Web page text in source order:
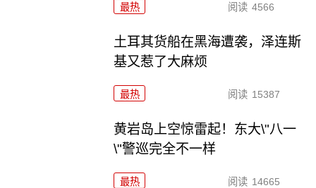
最热 阅读 4566
土耳其货船在黑海遭袭，泽连斯
基又惹了大麻烦
最热 阅读 15387
黄岩岛上空惊雷起！东大\"八一
\"警巡完全不一样
最热 阅读 14665